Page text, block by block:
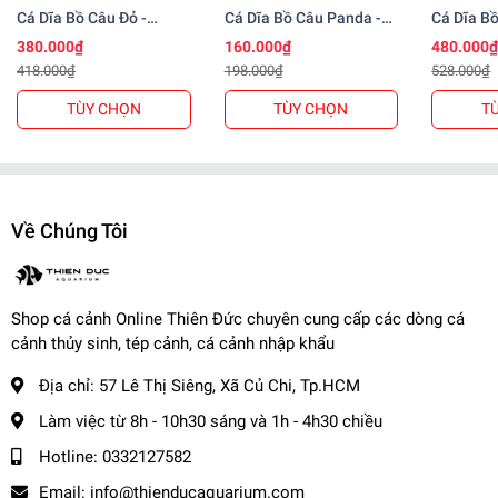
-------------------------------------
Kể từ khi đơn hàng đã bàn giao cho đơn vị vận chuyển.
- Nội thành: + Hỏa Tốc: 1-2 tiếng ( Tính theo phí grab )
+ Nhanh : 1- 2 ngày
Cá Cảnh Thiên Đức
☎️
Hotline (Zalo): 0332127582 / 0982577871
🌎Website:cacanhthienduc.com
Địa chỉ: 57 Lê Thị Siêng, Ấp Tiền, Tân Thông Hội, Củ Chi
#cacanh #cathuysinh #caneon #cacanhgiare #thuysinhgiare
Cảm ơn quý khách đã tin tưởng và ủng hộ
Cá Dĩa Bồ Câu Đỏ -
Pigeon Red Discus
380.000₫
418.000₫
TÙY CHỌN
Cá Dĩa Bồ Câu Panda -
Pigeon Red Panda
Discus
160.000₫
198.000₫
TÙY CHỌN
Cá Dĩa
480.000₫
528.000₫
Về Chúng Tôi
Shop cá cảnh Online Thiên Đức chuyên cung cấp các dòng cá
cảnh thủy sinh, tép cảnh, cá cảnh nhập khẩu
Địa chỉ: 57 Lê Thị Siêng, Xã Củ Chi, Tp.HCM
Làm việc từ 8h - 10h30 sáng và 1h - 4h30 chiều
Hotline: 0332127582
Email: info@thienducaquarium.com